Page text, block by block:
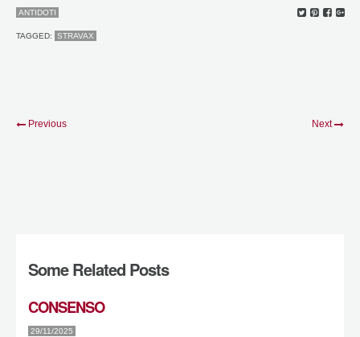
ANTIDOTI
TAGGED: STRAVAX
Previous Next
Some Related Posts
CONSENSO
29/11/2025